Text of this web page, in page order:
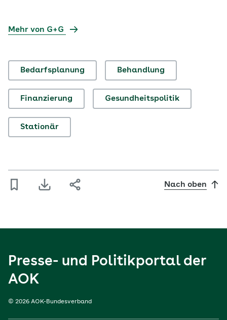
Mehr von G+G
Bedarfsplanung Behandlung
Finanzierung Gesundheitspolitik
Stationär
Nach oben
Presse- und Politikportal der
AOK
© 2026 AOK-Bundesverband